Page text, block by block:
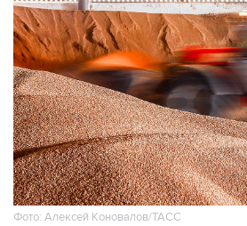
Фото: Алексей Коновалов/ТАСС
Москва. 7 августа.